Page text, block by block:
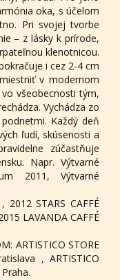
oka, s účelom
Pri svojej tvorbe
– z lásky k prírode,
klenotnicou.
i cez 2-4 cm
v modernom
všeobecnosti tým,
Vychádza zo
Každý deň
ľudí, skúsenosti a
zúčastňuje
Napr. Výtvarné
2011, Výtvarné
2012 STARS CAFFÉ
LAVANDA CAFFÉ
ARTISTICO STORE
, ARTISTICO